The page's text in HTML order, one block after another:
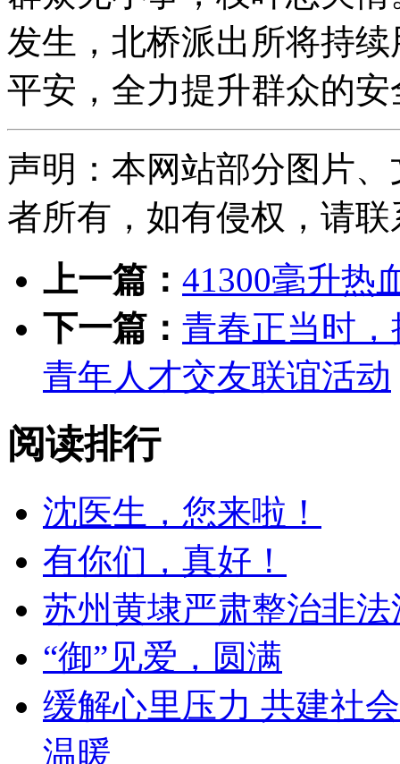
发生，北桥派出所将持
平安，全力提升群众的
声明：本网站部分图片
者所有，如有侵权，请联
上一篇： 41300毫升热
下一篇： 青春正当时
青年人才交友联谊活动
阅读排行
沈医生，您来啦！
有你们，真好！
苏州黄埭严肃整治非
“御”见爱，圆满
缓解心里压力 共建社
温暖